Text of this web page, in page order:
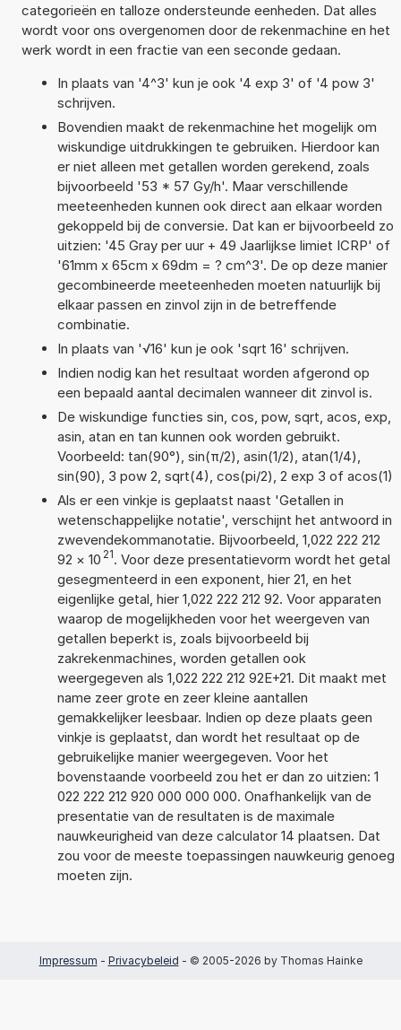
categorieën en talloze ondersteunde eenheden. Dat alles
wordt voor ons overgenomen door de rekenmachine en het
werk wordt in een fractie van een seconde gedaan.
In plaats van '4^3' kun je ook '4 exp 3' of '4 pow 3'
schrijven.
Bovendien maakt de rekenmachine het mogelijk om
wiskundige uitdrukkingen te gebruiken. Hierdoor kan
er niet alleen met getallen worden gerekend, zoals
bijvoorbeeld '53 * 57 Gy/h'. Maar verschillende
meeteenheden kunnen ook direct aan elkaar worden
gekoppeld bij de conversie. Dat kan er bijvoorbeeld zo
uitzien: '45 Gray per uur + 49 Jaarlijkse limiet ICRP' of
'61mm x 65cm x 69dm = ? cm^3'. De op deze manier
gecombineerde meeteenheden moeten natuurlijk bij
elkaar passen en zinvol zijn in de betreffende
combinatie.
In plaats van '√16' kun je ook 'sqrt 16' schrijven.
Indien nodig kan het resultaat worden afgerond op
een bepaald aantal decimalen wanneer dit zinvol is.
De wiskundige functies sin, cos, pow, sqrt, acos, exp,
asin, atan en tan kunnen ook worden gebruikt.
Voorbeeld: tan(90°), sin(π/2), asin(1/2), atan(1/4),
sin(90), 3 pow 2, sqrt(4), cos(pi/2), 2 exp 3 of acos(1)
Als er een vinkje is geplaatst naast 'Getallen in
wetenschappelijke notatie', verschijnt het antwoord in
zwevendekommanotatie. Bijvoorbeeld, 1,022 222 212
92 × 10 21. Voor deze presentatievorm wordt het getal
gesegmenteerd in een exponent, hier 21, en het
eigenlijke getal, hier 1,022 222 212 92. Voor apparaten
waarop de mogelijkheden voor het weergeven van
getallen beperkt is, zoals bijvoorbeeld bij
zakrekenmachines, worden getallen ook
weergegeven als 1,022 222 212 92E+21. Dit maakt met
name zeer grote en zeer kleine aantallen
gemakkelijker leesbaar. Indien op deze plaats geen
vinkje is geplaatst, dan wordt het resultaat op de
gebruikelijke manier weergegeven. Voor het
bovenstaande voorbeeld zou het er dan zo uitzien: 1
022 222 212 920 000 000 000. Onafhankelijk van de
presentatie van de resultaten is de maximale
nauwkeurigheid van deze calculator 14 plaatsen. Dat
zou voor de meeste toepassingen nauwkeurig genoeg
moeten zijn.
Impressum - Privacybeleid - © 2005-2026 by Thomas Hainke